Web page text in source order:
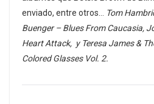
enviado, entre otros…
Tom
Buenger – Blues From Caucasia,
Heart Attack, y Teresa James &
Colored Glasses Vol. 2.